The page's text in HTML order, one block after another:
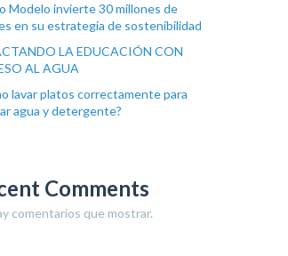
Modelo invierte 30 millones de
en su estrategia de sostenibilidad
LA EDUCACIÓN CON
AL AGUA
lavar platos correctamente para
agua y detergente?
Comments
comentarios que mostrar.